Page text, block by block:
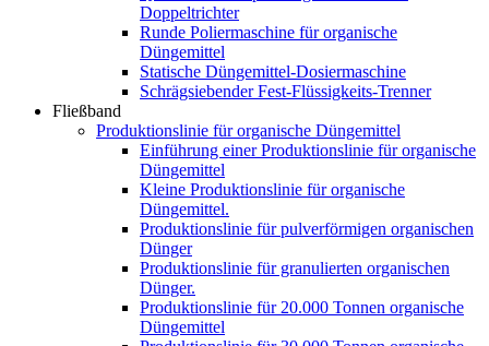
Doppeltrichter
Runde Poliermaschine für organische
Düngemittel
Statische Düngemittel-Dosiermaschine
Schrägsiebender Fest-Flüssigkeits-Trenner
Fließband
Produktionslinie für organische Düngemittel
Einführung einer Produktionslinie für organische
Düngemittel
Kleine Produktionslinie für organische
Düngemittel.
Produktionslinie für pulverförmigen organischen
Dünger
Produktionslinie für granulierten organischen
Dünger.
Produktionslinie für 20.000 Tonnen organische
Düngemittel